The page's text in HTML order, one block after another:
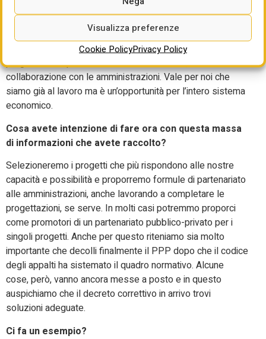
Visualizza preferenze
Cookie PolicyPrivacy Policy
numero di opere a cui è stato dedicato il lavoro di
funzionari pubblici e anche spese per la progettazione, che
ora rischiano seriamente di non andare a buon fine. Noi
vogliamo vederla in positivo e la chiamiamo una riserva di
progetti su cui possiamo metterci a lavorare, in
collaborazione con le amministrazioni. Vale per noi che
siamo già al lavoro ma è un’opportunità per l’intero sistema
economico.
Cosa avete intenzione di fare ora con questa massa
di informazioni che avete raccolto?
Selezioneremo i progetti che più rispondono alle nostre
capacità e possibilità e proporremo formule di partenariato
alle amministrazioni, anche lavorando a completare le
progettazioni, se serve. In molti casi potremmo proporci
come promotori di un partenariato pubblico-privato per i
singoli progetti. Anche per questo riteniamo sia molto
importante che decolli finalmente il PPP dopo che il codice
degli appalti ha sistemato il quadro normativo. Alcune
cose, però, vanno ancora messe a posto e in questo
auspichiamo che il decreto correttivo in arrivo trovi
soluzioni adeguate.
Ci fa un esempio?